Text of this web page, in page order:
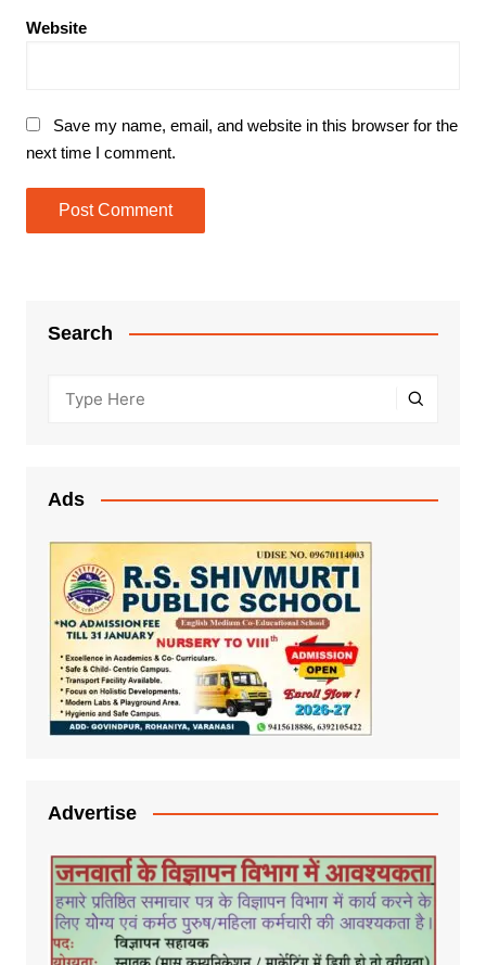
Website
Save my name, email, and website in this browser for the
next time I comment.
Search
Ads
Advertise